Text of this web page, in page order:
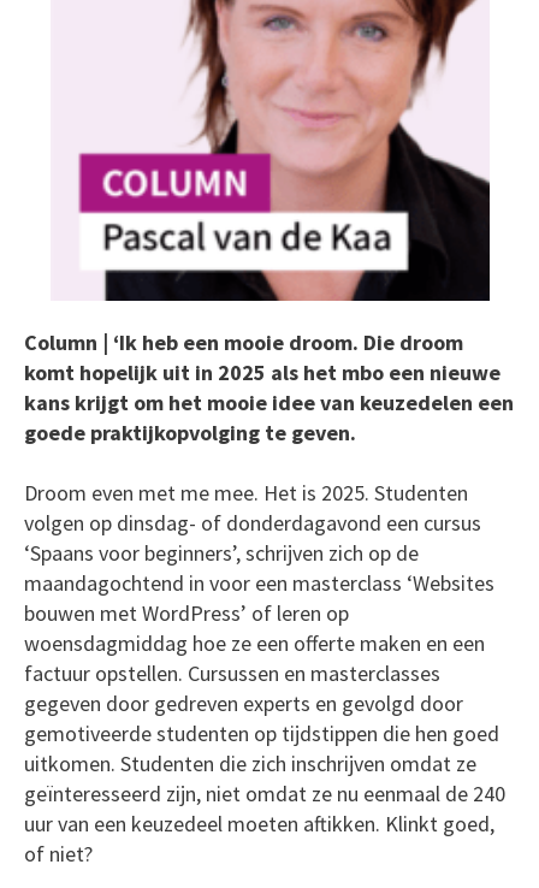
Column | ‘Ik heb een mooie droom. Die droom
komt hopelijk uit in 2025 als het mbo een nieuwe
kans krijgt om het mooie idee van keuzedelen een
goede praktijkopvolging te geven.
Droom even met me mee. Het is 2025. Studenten
volgen op dinsdag- of donderdagavond een cursus
‘Spaans voor beginners’, schrijven zich op de
maandagochtend in voor een masterclass ‘Websites
bouwen met WordPress’ of leren op
woensdagmiddag hoe ze een offerte maken en een
factuur opstellen. Cursussen en masterclasses
gegeven door gedreven experts en gevolgd door
gemotiveerde studenten op tijdstippen die hen goed
uitkomen. Studenten die zich inschrijven omdat ze
geïnteresseerd zijn, niet omdat ze nu eenmaal de 240
uur van een keuzedeel moeten aftikken. Klinkt goed,
of niet?